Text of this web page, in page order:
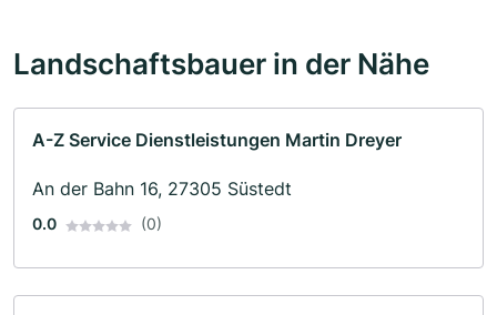
Landschaftsbauer in der Nähe
A-Z Service Dienstleistungen Martin Dreyer
An der Bahn 16, 27305 Süstedt
0.0 (0)